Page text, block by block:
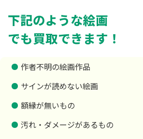
下記のような絵画
でも買取できます！
作者不明の絵画作品
サインが読めない絵画
額縁が無いもの
汚れ・ダメージがあるもの